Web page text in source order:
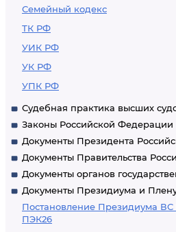
Семейный кодекс
ТК РФ
УИК РФ
УК РФ
УПК РФ
Судебная практика высших
Законы Российской Федерации
Документы Президента
Документы Правительства
Документы органов
Документы Президиума и
Постановление Президиума ВС
ПЭК26